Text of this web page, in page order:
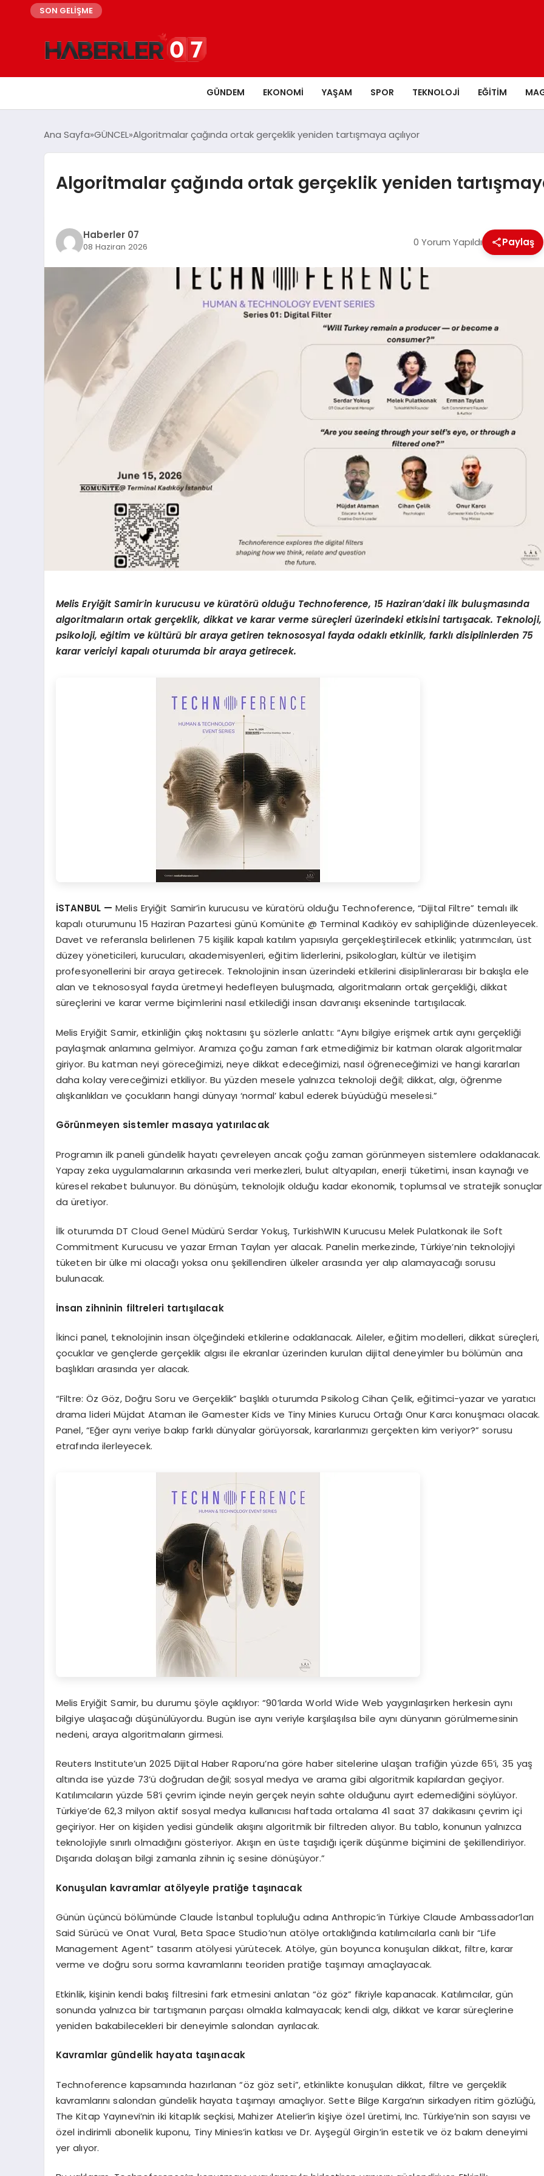
SON GELİŞME
GÜNDEM EKONOMI YAŞAM SPOR TEKNOLOJI EĞITIM
Ana Sayfa GÜNCEL Algoritmalar çağında ortak gerçeklik yeniden tartışmaya açılıyor
Algoritmalar çağında ortak gerçeklik yeniden
Haberler 07
08 Haziran 2026 0 Yorum Yapıldı Paylaş
Melis Eryiğit Samir’in kurucusu ve küratörü olduğu Technoference, 15 Haziran’daki ilk buluşmasında
algoritmaların ortak gerçeklik, dikkat ve karar verme süreçleri üzerindeki etkisini tartışacak. Teknoloji,
psikoloji, eğitim ve kültürü bir araya getiren teknososyal fayda odaklı etkinlik, farklı disiplinlerden 75
karar vericiyi kapalı oturumda bir araya getirecek.
İSTANBUL — Melis Eryiğit Samir’in kurucusu ve küratörü olduğu Technoference, “Dijital Filtre” temalı ilk
kapalı oturumunu 15 Haziran Pazartesi günü Komünite @ Terminal Kadıköy ev sahipliğinde düzenleyecek.
Davet ve referansla belirlenen 75 kişilik kapalı katılım yapısıyla gerçekleştirilecek etkinlik; yatırımcıları, üst
düzey yöneticileri, kurucuları, akademisyenleri, eğitim liderlerini, psikologları, kültür ve iletişim
profesyonellerini bir araya getirecek. Teknolojinin insan üzerindeki etkilerini disiplinlerarası bir bakışla ele
alan ve teknososyal fayda üretmeyi hedefleyen buluşmada, algoritmaların ortak gerçekliği, dikkat
süreçlerini ve karar verme biçimlerini nasıl etkilediği insan davranışı ekseninde tartışılacak.
Melis Eryiğit Samir, etkinliğin çıkış noktasını şu sözlerle anlattı: “Aynı bilgiye erişmek artık aynı gerçekliği
paylaşmak anlamına gelmiyor. Aramıza çoğu zaman fark etmediğimiz bir katman olarak algoritmalar
giriyor. Bu katman neyi göreceğimizi, neye dikkat edeceğimizi, nasıl öğreneceğimizi ve hangi kararları
daha kolay vereceğimizi etkiliyor. Bu yüzden mesele yalnızca teknoloji değil; dikkat, algı, öğrenme
alışkanlıkları ve çocukların hangi dünyayı ‘normal’ kabul ederek büyüdüğü meselesi.”
Görünmeyen sistemler masaya yatırılacak
Programın ilk paneli gündelik hayatı çevreleyen ancak çoğu zaman görünmeyen sistemlere odaklanacak.
Yapay zeka uygulamalarının arkasında veri merkezleri, bulut altyapıları, enerji tüketimi, insan kaynağı ve
küresel rekabet bulunuyor. Bu dönüşüm, teknolojik olduğu kadar ekonomik, toplumsal ve stratejik sonuçlar
da üretiyor.
İlk oturumda DT Cloud Genel Müdürü Serdar Yokuş, TurkishWIN Kurucusu Melek Pulatkonak ile Soft
Commitment Kurucusu ve yazar Erman Taylan yer alacak. Panelin merkezinde, Türkiye’nin teknolojiyi
tüketen bir ülke mi olacağı yoksa onu şekillendiren ülkeler arasında yer alıp alamayacağı sorusu
bulunacak.
İnsan zihninin filtreleri tartışılacak
İkinci panel, teknolojinin insan ölçeğindeki etkilerine odaklanacak. Aileler, eğitim modelleri, dikkat süreçleri,
çocuklar ve gençlerde gerçeklik algısı ile ekranlar üzerinden kurulan dijital deneyimler bu bölümün ana
başlıkları arasında yer alacak.
“Filtre: Öz Göz, Doğru Soru ve Gerçeklik” başlıklı oturumda Psikolog Cihan Çelik, eğitimci-yazar ve yaratıcı
drama lideri Müjdat Ataman ile Gamester Kids ve Tiny Minies Kurucu Ortağı Onur Karcı konuşmacı olacak.
Panel, “Eğer aynı veriye bakıp farklı dünyalar görüyorsak, kararlarımızı gerçekten kim veriyor?” sorusu
etrafında ilerleyecek.
Melis Eryiğit Samir, bu durumu şöyle açıklıyor: “90’larda World Wide Web yaygınlaşırken herkesin aynı
bilgiye ulaşacağı düşünülüyordu. Bugün ise aynı veriyle karşılaşılsa bile aynı dünyanın görülmemesinin
nedeni, araya algoritmaların girmesi.
Reuters Institute’un 2025 Dijital Haber Raporu’na göre haber sitelerine ulaşan trafiğin yüzde 65’i, 35 yaş
altında ise yüzde 73’ü doğrudan değil; sosyal medya ve arama gibi algoritmik kapılardan geçiyor.
Katılımcıların yüzde 58’i çevrim içinde neyin gerçek neyin sahte olduğunu ayırt edemediğini söylüyor.
Türkiye’de 62,3 milyon aktif sosyal medya kullanıcısı haftada ortalama 41 saat 37 dakikasını çevrim içi
geçiriyor. Her on kişiden yedisi gündelik akışını algoritmik bir filtreden alıyor. Bu tablo, konunun yalnızca
teknolojiyle sınırlı olmadığını gösteriyor. Akışın en üste taşıdığı içerik düşünme biçimini de şekillendiriyor.
Dışarıda dolaşan bilgi zamanla zihnin iç sesine dönüşüyor.”
Konuşulan kavramlar atölyeyle pratiğe taşınacak
Günün üçüncü bölümünde Claude İstanbul topluluğu adına Anthropic’in Türkiye Claude Ambassador’ları
Said Sürücü ve Onat Vural, Beta Space Studio’nun atölye ortaklığında katılımcılarla canlı bir “Life
Management Agent” tasarım atölyesi yürütecek. Atölye, gün boyunca konuşulan dikkat, filtre, karar
verme ve doğru soru sorma kavramlarını teoriden pratiğe taşımayı amaçlayacak.
Etkinlik, kişinin kendi bakış filtresini fark etmesini anlatan “öz göz” fikriyle kapanacak. Katılımcılar, gün
sonunda yalnızca bir tartışmanın parçası olmakla kalmayacak; kendi algı, dikkat ve karar süreçlerine
yeniden bakabilecekleri bir deneyimle salondan ayrılacak.
Kavramlar gündelik hayata taşınacak
Technoference kapsamında hazırlanan “öz göz seti”, etkinlikte konuşulan dikkat, filtre ve gerçeklik
kavramlarını salondan gündelik hayata taşımayı amaçlıyor. Sette Bilge Karga’nın sirkadyen ritim gözlüğü,
The Kitap Yayınevi’nin iki kitaplık seçkisi, Mahizer Atelier’in kişiye özel üretimi, Inc. Türkiye’nin son sayısı ve
özel indirimli abonelik kuponu, Tiny Minies’in katkısı ve Dr. Ayşegül Girgin’in estetik ve öz bakım deneyimi
yer alıyor.